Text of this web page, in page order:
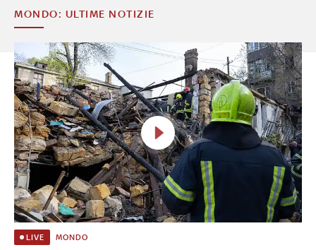
MONDO: ULTIME NOTIZIE
LIVE MONDO